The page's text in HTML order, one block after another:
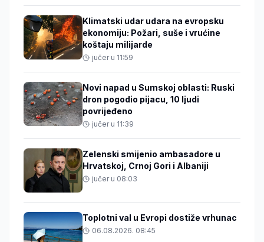
Klimatski udar udara na evropsku
ekonomiju: Požari, suše i vrućine
koštaju milijarde
jučer u 11:59
Novi napad u Sumskoj oblasti: Ruski
dron pogodio pijacu, 10 ljudi
povrijeđeno
jučer u 11:39
Zelenski smijenio ambasadore u
Hrvatskoj, Crnoj Gori i Albaniji
jučer u 08:03
Toplotni val u Evropi dostiže vrhunac
06.08.2026. 08:45